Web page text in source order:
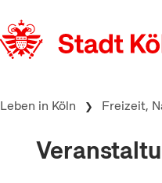
Leben in Köln Freizeit,